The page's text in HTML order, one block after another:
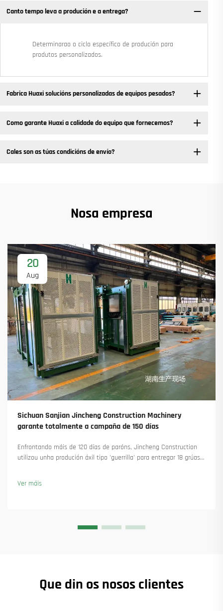
Canto tempo leva a produción e a entrega?
Determinarao o ciclo específico de produción para
produtos personalizados.
Fabrica Huaxi solucións personalizadas de equipos pesados? ​
Como garante Huaxi a calidade do equipo que fornecemos?
Cales son as túas condicións de envío?
Nosa empresa
20
Aug
Sichuan Sanjian Jincheng Construction Machinery
garante totalmente a campaña de 150 días
Enfrontando máis de 120 días de paróns, Jincheng Construction
utilizou unha produción áxil tipo 'guerrilla' para entregar 18 grúas
manteu a produción en marcha. Saiba máis.
Ver máis
Que din os nosos clientes